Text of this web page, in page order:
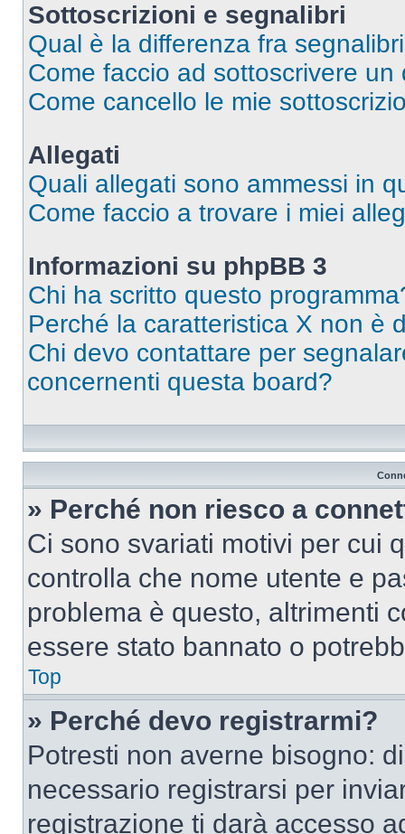
Sottoscrizioni e segnalibri
Qual è la differenza fra
Come faccio ad sottoscrivere
Come cancello le mie
Allegati
Quali allegati sono ammessi in
Come faccio a trovare i miei
Informazioni su phpBB 3
Chi ha scritto questo
Perché la caratteristica X non è
Chi devo contattare per
concernenti questa board?
» Perché non riesco a
Ci sono svariati motivi per cui
controlla che nome utente e
problema è questo, altrimenti
essere stato bannato o
Top
» Perché devo registrarmi?
Potresti non averne bisogno:
necessario registrarsi per
registrazione ti darà accesso